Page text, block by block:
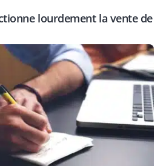
lourdement la vente de